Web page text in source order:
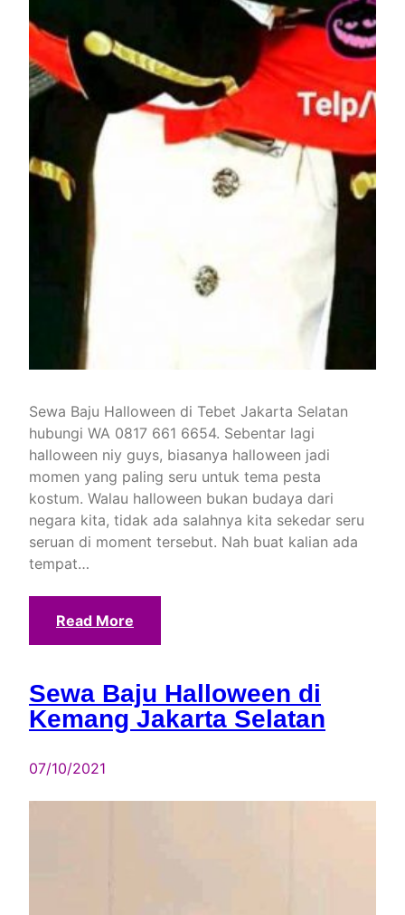
Sewa Baju Halloween di Tebet Jakarta Selatan
hubungi WA 0817 661 6654. Sebentar lagi
halloween niy guys, biasanya halloween jadi
momen yang paling seru untuk tema pesta
kostum. Walau halloween bukan budaya dari
negara kita, tidak ada salahnya kita sekedar seru
seruan di moment tersebut. Nah buat kalian ada
tempat…
Read More
Sewa Baju Halloween di
Kemang Jakarta Selatan
07/10/2021